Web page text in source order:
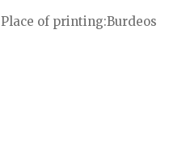
Place of printing Burdeos